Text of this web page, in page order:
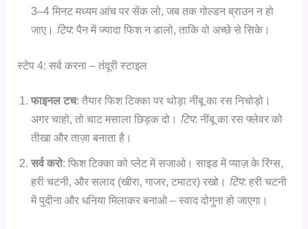
3–4 मिनट मध्यम आंच पर सेंक लो, जब तक गोल्डन ब्राउन न हो
जाए। टिप: पैन में ज्यादा फिश न डालो, ताकि वो अच्छे से सिके।
स्टेप 4: सर्व करना – तंदूरी स्टाइल
फाइनल टच: तैयार फिश टिक्का पर थोड़ा नींबू का रस निचोड़ो।
अगर चाहो, तो चाट मसाला छिड़क दो। टिप: नींबू का रस फ्लेवर को
तीखा और ताज़ा बनाता है।
सर्व करो: फिश टिक्का को प्लेट में सजाओ। साइड में प्याज़ के रिंग्स,
हरी चटनी, और सलाद (खीरा, गाजर, टमाटर) रखो। टिप: हरी चटनी
में पुदीना और धनिया मिलाकर बनाओ – स्वाद दोगुना हो जाएगा।